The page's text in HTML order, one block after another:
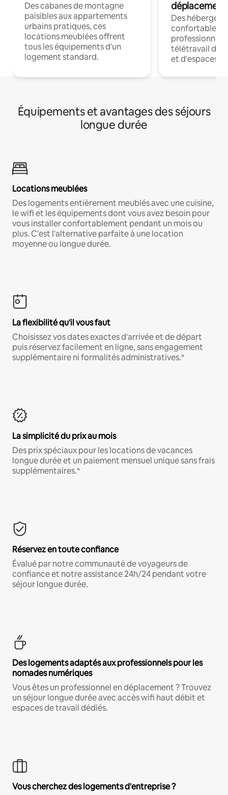
Des cabanes de montagne
paisibles aux appartements
urbains pratiques, ces
locations meublées offrent
tous les équipements d'un
logement standard.
déplacement
Des
confortables
professionnels
télétravail
et d'espaces
Équipements et avantages des séjours
longue durée
Locations meublées
Des logements entièrement meublés avec une cuisine,
le wifi et les équipements dont vous avez besoin pour
vous installer confortablement pendant un mois ou
plus. C'est l'alternative parfaite à une location
moyenne ou longue durée.
La flexibilité qu'il vous faut
Choisissez vos dates exactes d'arrivée et de départ
puis réservez facilement en ligne, sans engagement
supplémentaire ni formalités administratives.*
La simplicité du prix au mois
Des prix spéciaux pour les locations de vacances
longue durée et un paiement mensuel unique sans frais
supplémentaires.*
Réservez en toute confiance
Évalué par notre communauté de voyageurs de
confiance et notre assistance 24h/24 pendant votre
séjour longue durée.
Des logements adaptés aux professionnels pour les
nomades numériques
Vous êtes un professionnel en déplacement ? Trouvez
un séjour longue durée avec accès wifi haut débit et
espaces de travail dédiés.
Vous cherchez des logements d'entreprise ?